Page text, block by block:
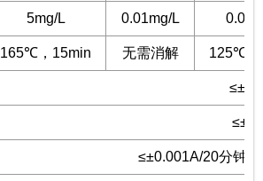
5mg/L 0.01mg/L
165℃，15min 无需消解 125℃，
≤± 5
≤±0.001A/20分钟